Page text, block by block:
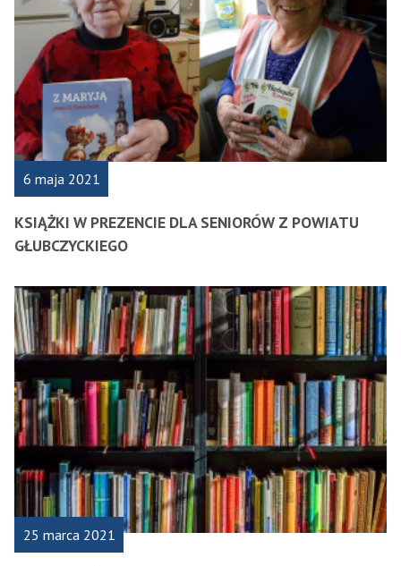
6 maja 2021
KSIĄŻKI W PREZENCIE DLA SENIORÓW Z POWIATU
GŁUBCZYCKIEGO
25 marca 2021